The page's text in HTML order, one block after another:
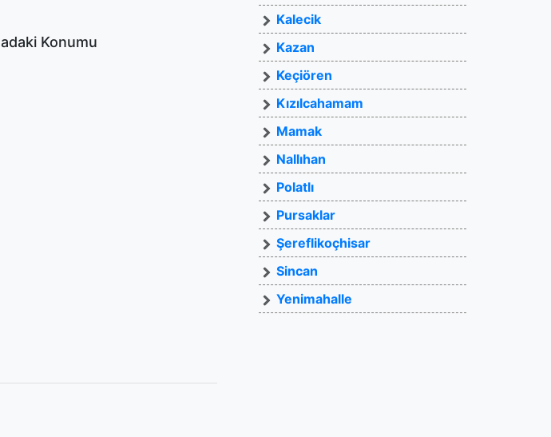
Konumu
Kalecik
Kazan
Keçiören
Kızılcahamam
Mamak
Nallıhan
Polatlı
Pursaklar
Şereflikoçhisar
Sincan
Yenimahalle